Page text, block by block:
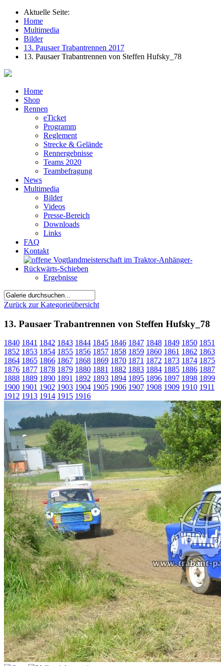
Aktuelle Seite:
Home
Multimedia
Bilder
13. Pausaer Trabantrennen 2017
13. Pausaer Trabantrennen von Steffen Hufsky_78
Home
Shop
Rennen
eTicket
Programm
Reglement
Strecke & Gelände
Rennergebnisse
Teams 2020
Teambefragung
News
Multimedia
Bilder
Videos
Presse-Bereich
Downloads
Links
FAQ
Kontakt
Ergebnisse
Zurück zur Kategorieübersicht
13. Pausaer Trabantrennen von Steffen Hufsky_78
1840 1841 1842 1843 1844 1845 1846 1847 1848 1849 1850 1851
1852 1853 1854 1855 1856 1857 1858 1859 1860 1861 1862 1863
1864 1865 1866 1867 1868 1869 1870 1871 1872 1873 1874 1875
1876 1877 1878 1879 1880 1881 1882 1883 1884 1885 1886 1887
1888 1889 1890 1891 1892 1893 1894 1895 1896 1897 1898 1899
1900 1901 1902 1903 1904 1905 1906 1907 1908 1909 1910 1911
1912 1913 1914 1915 1916